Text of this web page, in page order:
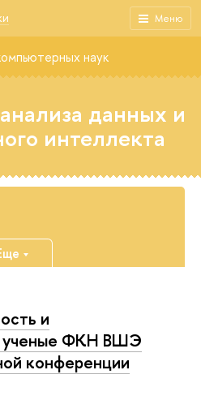
Меню
наук
данных и
интеллекта
и
ученые ФКН ВШЭ
конференции